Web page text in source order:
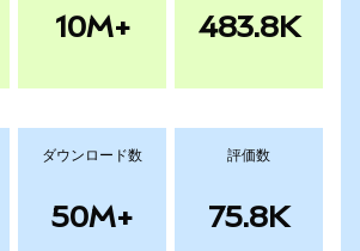
10M+ 483.8K
ダウンロード数
50M+
評価数
75.8K